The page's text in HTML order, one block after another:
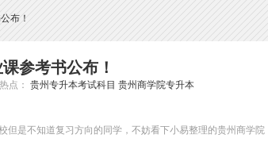
布！
参考书公布！
热点： 贵州专升本考试科目 贵州商学院专升本
但是不知道复习方向的同学，不妨看下小易整理的贵州商学院